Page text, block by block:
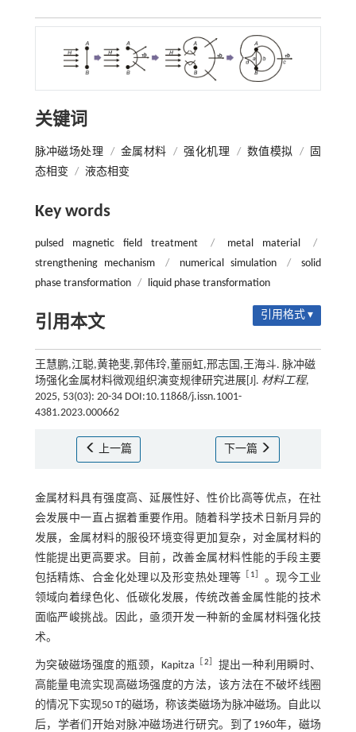
关键词
脉冲磁场处理 / 金属材料 / 强化机理 / 数值模拟 /
固
态相变 / 液态相变
Key words
pulsed magnetic field treatment / metal material
/
strengthening mechanism
/ numerical simulation /
solid
phase transformation / liquid phase transformation
引用本文 引用格式 ▾
王慧鹏,江聪,黄艳斐,郭伟玲,董丽虹,邢志国,王海斗. 脉冲磁
场强化金属材料微观组织演变规律研究进展[J]. 材料工程,
2025, 53(03): 20-34 DOI:10.11868/j.issn.1001-
4381.2023.000662
上一篇 下一篇
金属材料具有强度高、延展性好、性价比高等优点，在社
会发展中一直占据着重要作用。随着科学技术日新月异的
发展，金属材料的服役环境变得更加复杂，对金属材料的
性能提出更高要求。目前，改善金属材料性能的手段主要
包括精炼、合金化处理以及形变热处理等
1
。现今工业
领域向着绿色化、低碳化发展，传统改善金属性能的技术
面临严峻挑战。因此，亟须开发一种新的金属材料强化技
术。
为突破磁场强度的瓶颈，Kapitza 2
提出一种利用瞬时、
高能量电流实现高磁场强度的方法，该方法在不破坏线圈
的情况下实现50 T的磁场，称该类磁场为脉冲磁场。自此以
后，学者们开始对脉冲磁场进行研究。到了1960年，磁场